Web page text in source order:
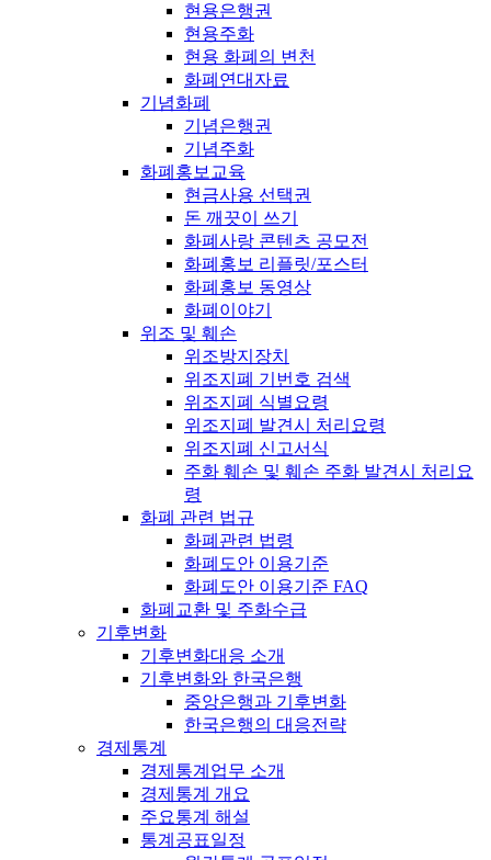
현용은행권
현용주화
현용 화폐의 변천
화폐연대자료
기념화폐
기념은행권
기념주화
화폐홍보교육
현금사용 선택권
돈 깨끗이 쓰기
화폐사랑 콘텐츠 공모전
화폐홍보 리플릿/포스터
화폐홍보 동영상
화폐이야기
위조 및 훼손
위조방지장치
위조지폐 기번호 검색
위조지폐 식별요령
위조지폐 발견시 처리요령
위조지폐 신고서식
주화 훼손 및 훼손 주화 발견시 처리요
령
화폐 관련 법규
화폐관련 법령
화폐도안 이용기준
화폐도안 이용기준 FAQ
화폐교환 및 주화수급
기후변화
기후변화대응 소개
기후변화와 한국은행
중앙은행과 기후변화
한국은행의 대응전략
경제통계
경제통계업무 소개
경제통계 개요
주요통계 해설
통계공표일정